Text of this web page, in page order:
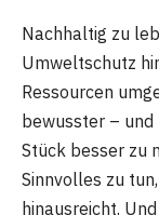
Nachhaltig zu
Umweltschutz
Ressourcen
bewusster – und
Stück besser zu
Sinnvolles zu
hinausreicht.